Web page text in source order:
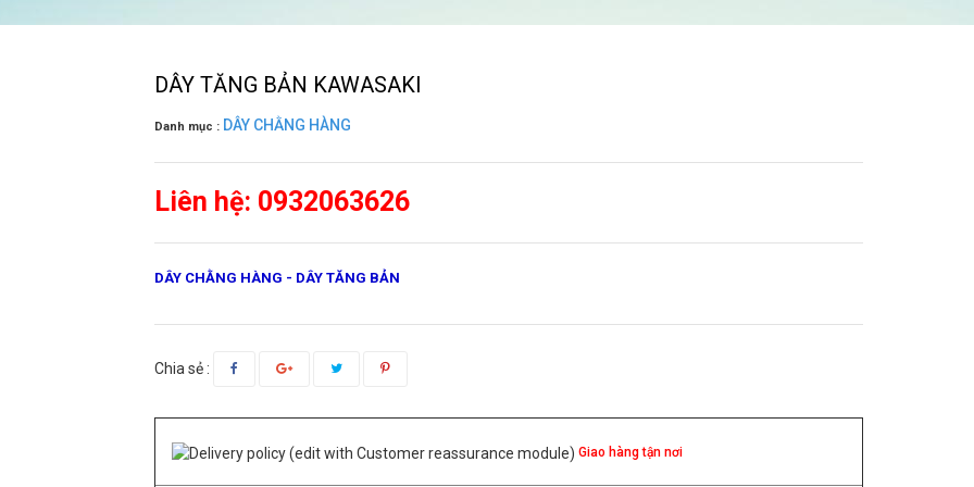
DÂY TĂNG BẢN KAWASAKI
Danh mục : DÂY CHẰNG HÀNG
Liên hệ: 0932063626
DÂY CHẰNG HÀNG - DÂY TĂNG BẢN
Chia sẻ :
Giao hàng tận nơi